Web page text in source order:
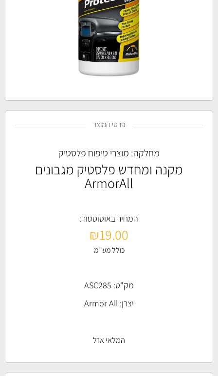
פרטי המוצר
מחלקה: מוצרי טיפוח פלסטיק
מקנה ומחדש פלסטיק מגבונים
ArmorAll
המחיר באוטוסטור:
₪19.00
כולל מע''מ
מק"ט: ASC285
יצרן: Armor All
המלאי אזל